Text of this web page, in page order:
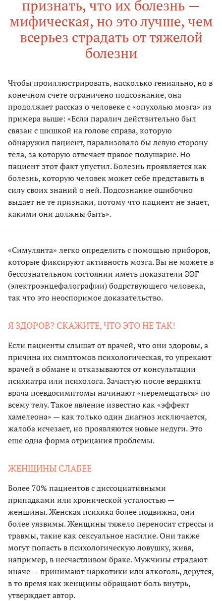
признать, что их болезнь —
мифическая, но это лучше, чем
всерьез страдать от тяжелой
болезни
Чтобы проиллюстрировать, насколько гениально, но в
конечном счете ограничено подсознание, она
продолжает рассказ о человеке с «опухолью мозга» из
примера выше: «Если паралич действительно был
связан с шишкой на голове справа, которую
обнаружил пациент, парализовало бы левую сторону
тела, за которую отвечает правое полушарие. Но
пациент этот факт упустил. Болезнь проявляется как
болезнь, которую человек может себе представить в
силу своих знаний о ней. Подсознание ошибочно
выдает не те признаки, потому что пациент не знает,
какими они должны быть».
«Симулянта» легко определить с помощью приборов,
которые фиксируют активность мозга. Вы не можете в
бессознательном состоянии иметь показатели ЭЭГ
(электроэнцефалографии) бодрствующего человека,
так что это неоспоримое доказательство.
Я ЗДОРОВ? СКАЖИТЕ, ЧТО ЭТО НЕ ТАК!
Если пациенты слышат от врачей, что они здоровы, а
причина их симптомов психологическая, то упрекают
врачей в обмане и отказываются от консультации
психиатра или психолога. Зачастую после вердикта
врача псевдосимптомы начинают «перемещаться» по
всему телу. Такое явление известно как «эффект
хамелеона» — как только один диагноз исключается,
жалоба исчезает, но проявляются новые недуги. Это
еще одна форма отрицания проблемы.
ЖЕНЩИНЫ СЛАБЕЕ
Более 70% пациентов с диссоциативными
припадками или хронической усталостью —
женщины. Женская психика более подвижна, они
более уязвимы. Женщины тяжело переносит стрессы и
травмы, такие как сексуальное насилие. Они также
могут попасть в психологическую ловушку, живя,
например, в несчастливом браке. Мужчины страдают
иначе — принимают наркотики или алкоголь, дерутся,
в то время как женщины обращают боль внутрь,
утверждает автор.